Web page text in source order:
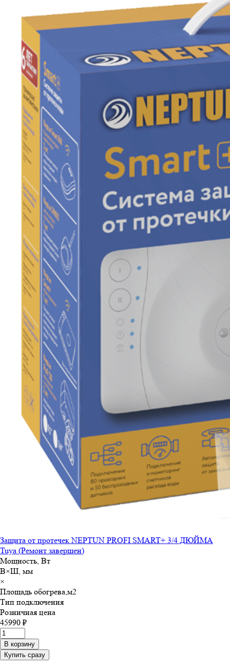
Защита от протечек NEPTUN PROFI SMART+ 3/4 ДЮЙМА
Tuya (Ремонт завершен)
Мощность, Вт
В×Ш, мм
×
Площадь обогрева,м2
Тип подключения
Розничная цена
45990 ₽
В корзину
Купить сразу